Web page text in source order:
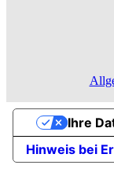
Hinweis bei
Ihre